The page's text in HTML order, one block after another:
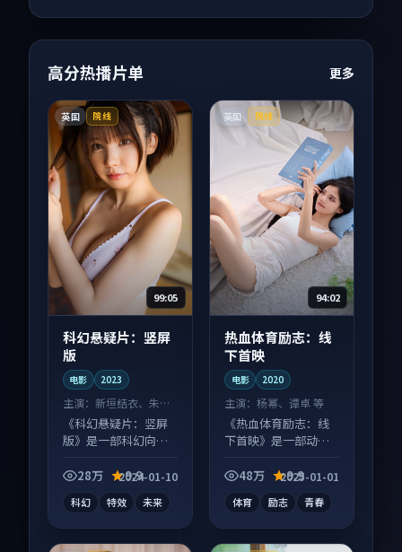
高分热播片单 更多
英国 院线
99:05
科幻悬疑片：竖屏
版
电影 2023
主演： 新垣结衣、朱一
龙 等
《科幻悬疑片：竖屏
版》是一部科幻向电
行，细节值得二刷回
28万 9.9
2024-01-10
科幻 特效 未来
英国 院线
94:02
热血体育励志：线
下首映
电影 2020
主演：杨幂、谭卓 等
《热血体育励志：线
下首映》是一部动作
事并行，细节值得二
48万 9.9
2025-01-01
体育 励志 青春